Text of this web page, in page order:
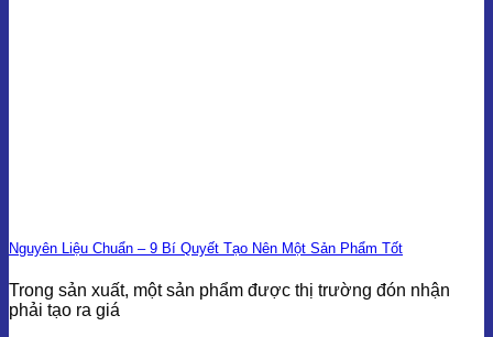
Nguyên Liệu Chuẩn – 9 Bí Quyết Tạo Nên Một Sản Phẩm Tốt
Trong sản xuất, một sản phẩm được thị trường đón nhận
phải tạo ra giá